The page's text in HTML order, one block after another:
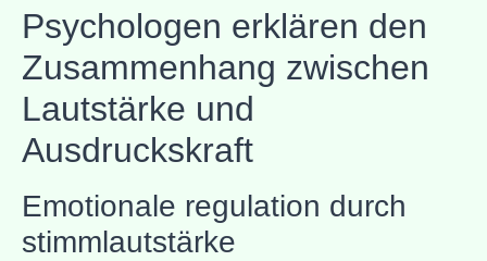
Psychologen erklären den
Zusammenhang zwischen
Lautstärke und
Ausdruckskraft
Emotionale regulation durch
stimmlautstärke